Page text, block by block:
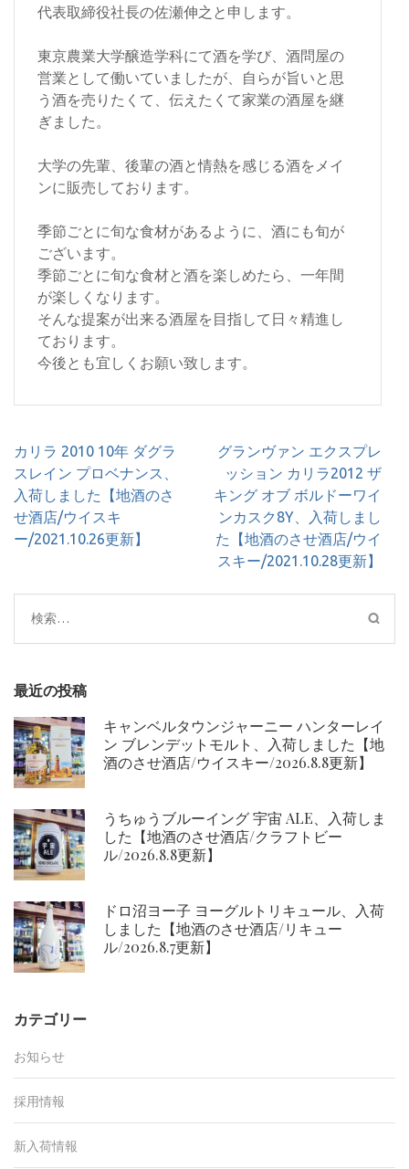
代表取締役社長の佐瀬伸之と申します。
東京農業大学醸造学科にて酒を学び、酒問屋の
営業として働いていましたが、自らが旨いと思
う酒を売りたくて、伝えたくて家業の酒屋を継
ぎました。
大学の先輩、後輩の酒と情熱を感じる酒をメイ
ンに販売しております。
季節ごとに旬な食材があるように、酒にも旬が
ございます。
季節ごとに旬な食材と酒を楽しめたら、一年間
が楽しくなります。
そんな提案が出来る酒屋を目指して日々精進し
ております。
今後とも宜しくお願い致します。
投
稿
ナ
ビ
ゲ
ン
カリラ 2010 10年 ダグラ
スレイン プロベナンス、
入荷しました【地酒のさ
せ酒店/ウイスキ
ー/2021.10.26更新】
グランヴァン エクスプレ
ッション カリラ2012 ザ
キング オブ ボルドーワイ
ンカスク8Y、入荷しまし
た【地酒のさせ酒店/ウイ
スキー/2021.10.28更新】
検
索:
最近の投稿
キャンベルタウンジャーニー ハンターレイ
ン ブレンデットモルト、入荷しました【地
酒のさせ酒店/ウイスキー/2026.8.8更新】
うちゅうブルーイング 宇宙 ALE、入荷しま
した【地酒のさせ酒店/クラフトビー
ル/2026.8.8更新】
ドロ沼ヨー子 ヨーグルトリキュール、入荷
しました【地酒のさせ酒店/リキュー
ル/2026.8.7更新】
カテゴリー
お知らせ
採用情報
新入荷情報